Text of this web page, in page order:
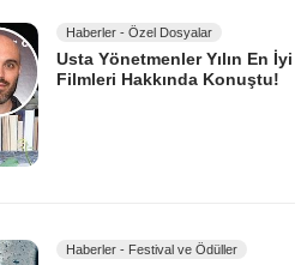
Haberler - Özel Dosyalar
Usta Yönetmenler Yılın En İyi
Filmleri Hakkında Konuştu!
Haberler - Festival ve Ödüller